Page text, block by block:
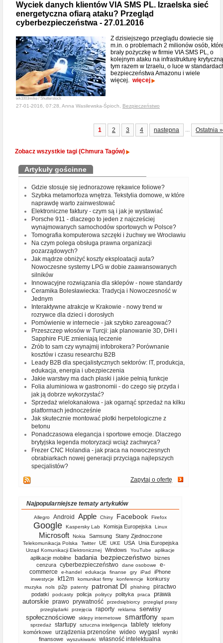
Wyciek danych klientów VIA SMS PL. Izraelska sieć
energetyczna ofiarą ataku? Przegląd
cyberbezpieczeństwa - 27.01.2016
wk1003mike / Shutterstock
Z dzisiejszego przeglądu dowiecie się
m.in. o problemach 2 milionów osób,
brały pożyczkę w firmie VIA SMS PL, o
kolejnym ataku na infrastrukturę
tym razem w Izraelu, o luce w
bezpieczeństwa Amazonu i wiele
więcej. więcej
27-01-2016, 07:28, Anna Wasilewska-Śpioch, Bezpieczeństwo
1 2 3 4 następna ... Ostatnia »
Zobacz wszystkie tagi (Chmura Tagów)
Artykuły gościnne
Gdzie stosuje się jednorazowe rękawice foliowe?
Szybka metamorfoza wnętrza. Tekstylia domowe, w które
naprawdę warto zainwestować
Elektroniczne faktury - czym są i jak je wystawiać
Porsche 911 - dlaczego to jeden z najcześciej
wynajmowanych samochodów sportowych w Polsce?
Tomografia komputerowa szczęki i żuchwy we Wrocławiu
Na czym polega obsługa prawna organizacji
pozarządowych?
Jak mądrze obniżyć koszty eksploatacji auta?
Nowoczesne systemy LPG w dobie zaawansowanych
silników
Innowacyjne rozwiązania dla sklepów - nowe standardy
Ceramika Bolesławiecka: Tradycja i Nowoczesność w
Jednym
Interaktywne atrakcje w Krakowie - nowy trend w
rozrywce dla dzieci i dorosłych
Pomówienie w internecie - jak szybko zareagować?
Przeszczep włosów w Turcji: jak planowanie 3D, DHI i
Sapphire FUE zmieniają leczenie
Zrób to sam czy wynajmij infobrokera? Porównanie
kosztów i czasu researchu B2B
Leady B2B dla specjalistycznych sektorów: IT, produkcja,
edukacja, energia i ubezpieczenia
Jakie warstwy ma dach płaski i jakie pełnią funkcje
Folia aluminiowa w gastronomii - do czego się przyda i
jak ją dobrze wykorzystać?
Sprzedaż wielokanałowa - jak ogarnąć sprzedaż na kilku
platformach jednocześnie
Jak skutecznie montować płotki herpetologiczne z
betonu
Ponadczasowa elegancja i sportowe emocje. Dlaczego
brytyjska legenda motoryzacji wciąż zachwyca?
Frezer CNC Holandia - jak praca na nowoczesnych
obrabiarkach nowej generacji przyciąga najlepszych
specjalistów?
Zapytaj o ofertę
Najpopularniejsze tematy artykułów
Allegro Android Apple Chiny Facebook Firefox
Google Kaspersky Lab Komisja Europejska Linux
Microsoft Nokia Samsung Stany Zjednoczone
Telekomunikacja Polska Twitter UE UKE USA Unia Europejska
Urząd Komunikacji Elektronicznej Windows YouTube aplikacje
aplikacje mobilne badania bezpieczeństwo biznes
cenzura cyberbezpieczeństwo dane osobowe
e-
commerce
e-handel edukacja finanse gry iPad iPhone
inwestycje kf12m komunikat firmy konferencje konkursy
muzyka nols p2p patenty patronat DI phishing piractwo
podatki podcasty policja politycy polityka praca
prawa
autorskie prawo prywatność przedsiębiorcy
przegląd prasy
przeglądarki
przejęcia raporty reklama
serwisy
społecznościowe
sklepy internetowe smartfony
spam
sprzedaż
startupy sztuczna inteligencja tablety telefony
komórkowe
urządzenia przenośne wideo wygasl
wyniki
finansowe
wyszukiwarki własność intelektualna